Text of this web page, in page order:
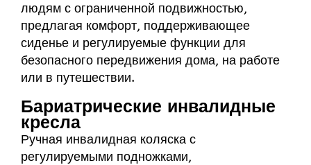
людям с ограниченной подвижностью,
предлагая комфорт, поддерживающее
сиденье и регулируемые функции для
безопасного передвижения дома, на работе
или в путешествии.
Бариатрические инвалидные
кресла
Ручная инвалидная коляска с
регулируемыми подножками,